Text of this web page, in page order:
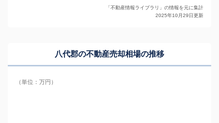
「不動産情報ライブラリ」の情報を元に集計
2025年10月29日更新
八代郡の不動産売却相場の推移
（単位：万円）